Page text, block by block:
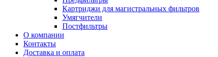
Картриджи для магистральных фильтров
Умягчители
Постфильтры
О компании
Контакты
Доставка и оплата